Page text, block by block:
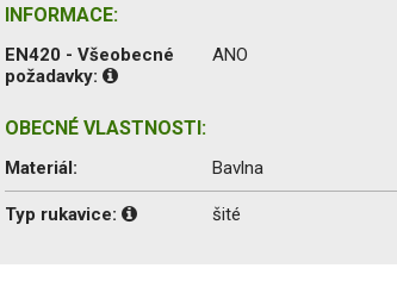
INFORMACE:
EN420 - Všeobecné
požadavky:
ANO
OBECNÉ VLASTNOSTI:
Materiál: Bavlna
Typ rukavice: šité